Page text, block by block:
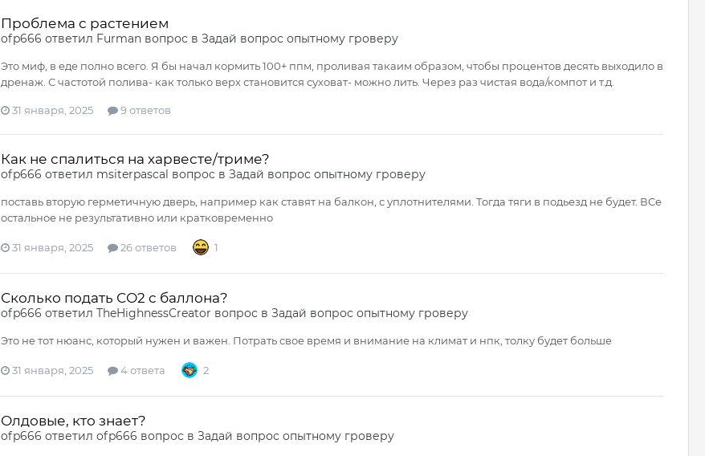
Проблема с растением
ofp666 ответил Furmanвопрос в Задай вопрос опытному гроверу
Это миф, в еде полно всего. Я бы начал кормить 100+ ппм, проливая такаим образом, чтобы процентов десять выходило в
дренаж. С частотой полива- как только верх становится суховат- можно лить. Через раз чистая вода/компот и т.д.
31 января, 2025 9 ответов
Как не спалиться на харвесте/триме?
ofp666 ответил msiterpascal вопрос в Задай вопрос опытному гроверу
поставь вторую герметичную дверь, например как ставят на балкон, с уплотнителями. Тогда тяги в подьезд не будет. ВСе
остальное не результативно или кратковременно
31 января, 2025 26 ответов 1
Сколько подать СО2 с баллона?
ofp666 ответил TheHighnessCreator вопрос в Задай вопрос опытному гроверу
Это не тот нюанс, который нужен и важен. Потрать свое время и внимание на климат и нпк, толку будет больше
31 января, 2025 4 ответа 2
Олдовые, кто знает?
ofp666 ответил ofp666 вопрос в Задай вопрос опытному гроверу